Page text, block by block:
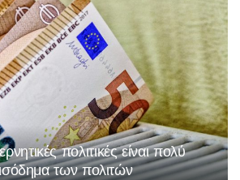
πολιτικές είναι πολύ
των πολιτών